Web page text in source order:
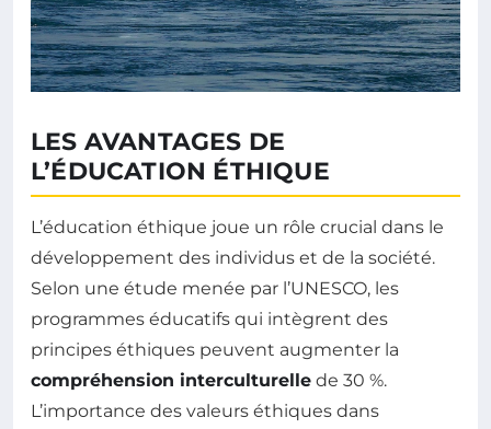
LES AVANTAGES DE
L’ÉDUCATION ÉTHIQUE
L’éducation éthique joue un rôle crucial dans le
développement des individus et de la société.
Selon une étude menée par l’UNESCO, les
programmes éducatifs qui intègrent des
principes éthiques peuvent augmenter la
compréhension interculturelle de 30 %.
L’importance des valeurs éthiques dans